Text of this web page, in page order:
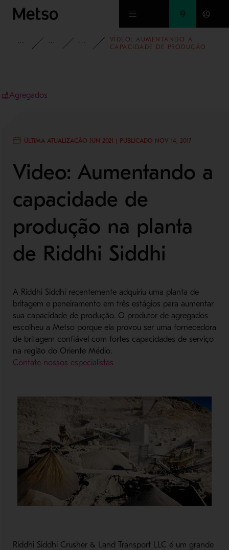
Ir para o conteúdo principal
INSIGHTSHISTÓRIAS DE SUCESSO
AGREGADOS
VIDEO: AUMENTANDO A
CAPACIDADE DE PRODUÇÃO
Agregados
ÚLTIMA ATUALIZAÇÃO JUN 2021 | PUBLICADO NOV 14, 2017
Video: Aumentando a
capacidade de
produção na planta
de Riddhi Siddhi
A Riddhi Siddhi recentemente adquiriu uma planta de
britagem e peneiramento em três estágios para aumentar
sua capacidade de produção. O produtor de agregados
escolheu a Metso porque ela provou ser uma fornecedora
de britagem confiável com fortes capacidades de serviço
na região do Oriente Médio.
Contate nossos especialistas
Riddhi Siddhi Crusher & Land Transport LLC é um grande